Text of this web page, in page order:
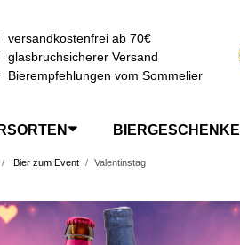
versandkostenfrei ab 70€
glasbruchsicherer Versand
Bierempfehlungen vom Sommelier
BIERGESCHENKE
Bier zum Event Valentinstag